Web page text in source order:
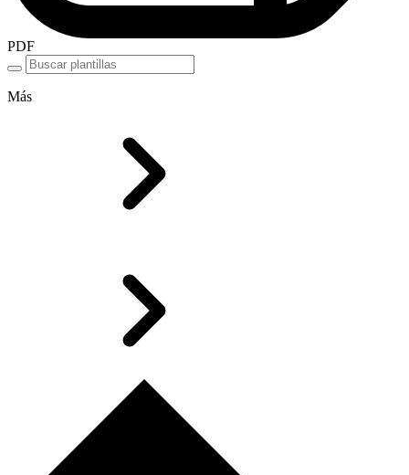
PDF
Más